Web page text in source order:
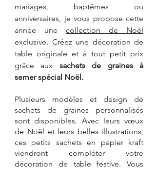
mariages, baptêmes ou
anniversaires, je vous propose cette
année une collection de Noël
exclusive. Créez une décoration de
table originale et à tout petit prix
grâce aux sachets de graines à
semer spécial Noël.
Plusieurs modèles et design de
sachets de graines personnalisés
sont disponibles. Avec leurs vœux
de Noël et leurs belles illustrations,
ces petits sachets en papier kraft
viendront compléter votre
décoration de table festive. Vous